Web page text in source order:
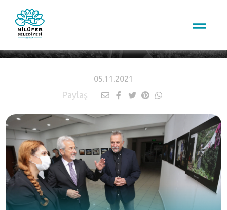
05.11.2021
Paylaş